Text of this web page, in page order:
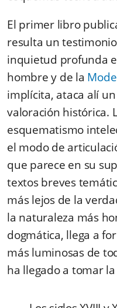
El primer libro
resulta un
inquietud profunda
hombre y de la
implícita, ataca alí
valoración histórica.
esquematismo
el modo de
que parece en su
textos breves
más lejos de la
la naturaleza más
dogmática, llega a
más luminosas de
ha llegado a tomar